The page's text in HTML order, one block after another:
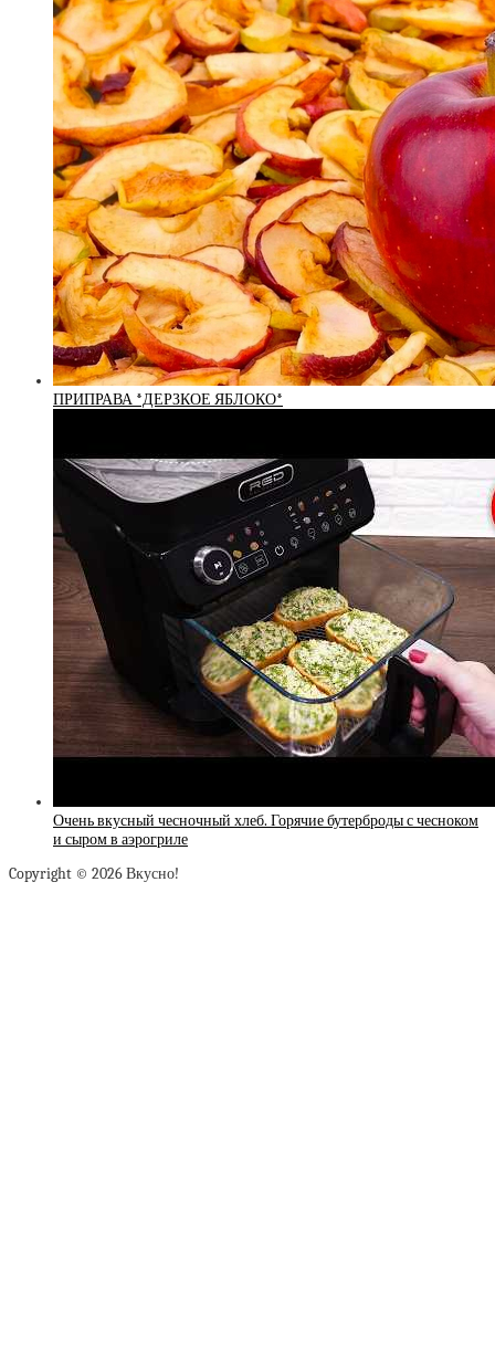
ПРИПРАВА *ДЕРЗКОЕ ЯБЛОКО*
Очень вкусный чесночный хлеб. Горячие бутерброды с чесноком
и сыром в аэрогриле
Copyright © 2026 Вкусно!